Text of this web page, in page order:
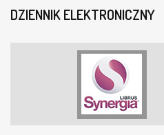
DZIENNIK ELEKTRONICZNY